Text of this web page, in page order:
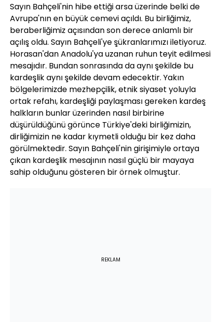
Sayın Bahçeli'nin hibe ettiği arsa üzerinde belki de
Avrupa'nın en büyük cemevi açıldı. Bu birliğimiz,
beraberliğimiz açısından son derece anlamlı bir
açılış oldu. Sayın Bahçeli'ye şükranlarımızı iletiyoruz.
Horasan'dan Anadolu'ya uzanan ruhun teyit edilmesi
mesajıdır. Bundan sonrasında da aynı şekilde bu
kardeşlik aynı şekilde devam edecektir. Yakın
bölgelerimizde mezhepçilik, etnik siyaset yoluyla
ortak refahı, kardeşliği paylaşması gereken kardeş
halkların bunlar üzerinden nasıl birbirine
düşürüldüğünü görünce Türkiye'deki birliğimizin,
dirliğimizin ne kadar kıymetli olduğu bir kez daha
görülmektedir. Sayın Bahçeli'nin girişimiyle ortaya
çıkan kardeşlik mesajının nasıl güçlü bir mayaya
sahip olduğunu gösteren bir örnek olmuştur.
REKLAM